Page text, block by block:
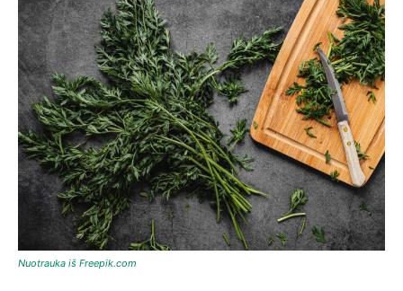
Nuotrauka iš Freepik.com